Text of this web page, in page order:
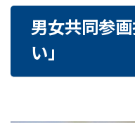
男女共同参
い」